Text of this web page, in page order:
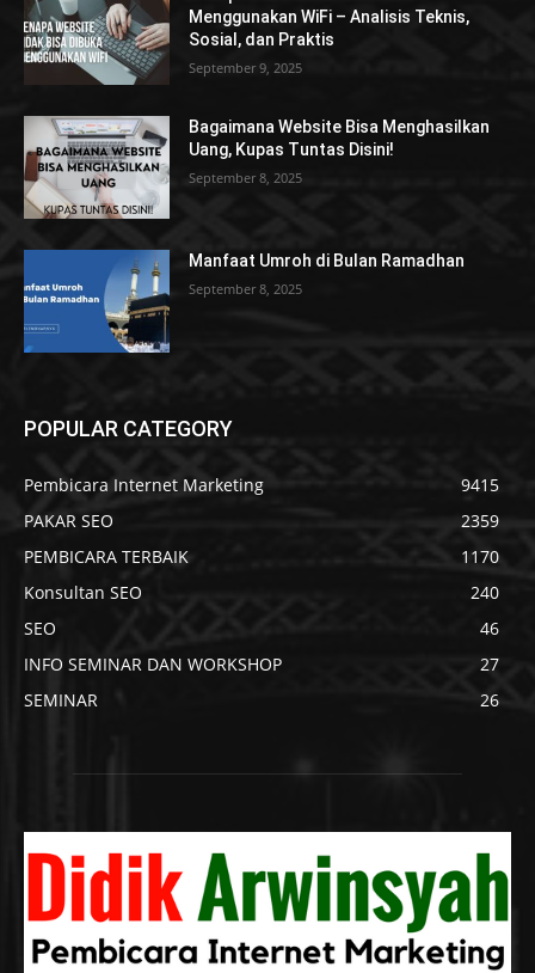
Menggunakan WiFi – Analisis Teknis,
Sosial, dan Praktis
September 9, 2025
Bagaimana Website Bisa Menghasilkan
Uang, Kupas Tuntas Disini!
September 8, 2025
Manfaat Umroh di Bulan Ramadhan
September 8, 2025
POPULAR CATEGORY
Pembicara Internet Marketing
9415
PAKAR SEO
2359
PEMBICARA TERBAIK
1170
Konsultan SEO
240
SEO
46
INFO SEMINAR DAN WORKSHOP
27
SEMINAR
26